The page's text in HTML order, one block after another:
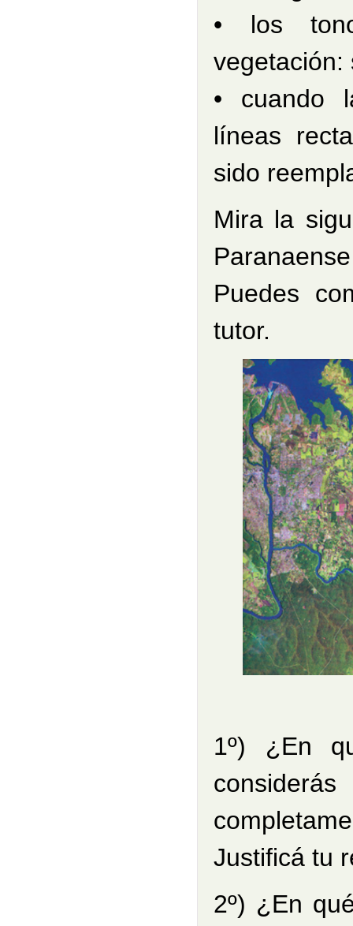
• los
vegetación:
• cuando
líneas
sido
Mira la
Puedes
tutor.
1º) ¿En
Justificá tu
2º) ¿En